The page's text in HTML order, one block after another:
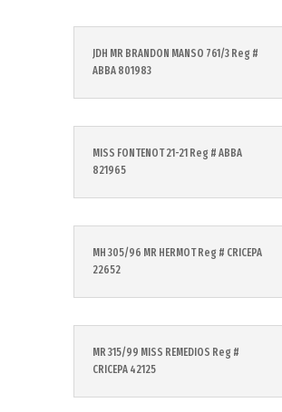
JDH MR BRANDON MANSO 761/3 Reg #
ABBA 801983
MISS FONTENOT 21-21 Reg # ABBA
821965
MH 305/96 MR HERMOT Reg # CRICEPA
22652
MR 315/99 MISS REMEDIOS Reg #
CRICEPA 42125